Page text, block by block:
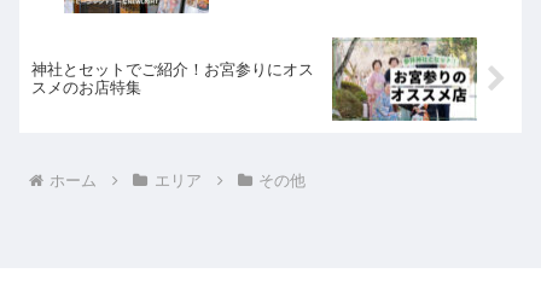
神社とセットでご紹介！お宮参りにオス
スメのお店特集
ホーム エリア その他